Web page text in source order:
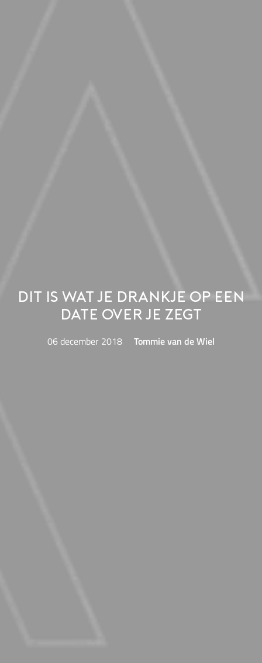
Dit is wat je drankje op een
date over je zegt
06 december 2018 Tommie van de Wiel